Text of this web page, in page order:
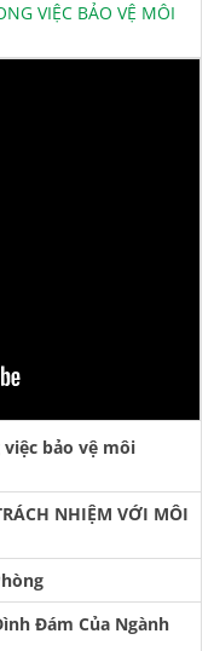
VIỆC BẢO VỆ MÔI
bảo vệ môi
NHIỆM VỚI MÔI
Đám Của Ngành